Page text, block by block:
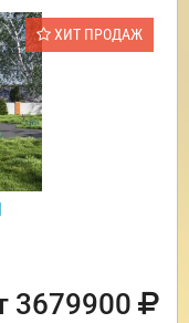
ХИТ ПРОДАЖ
3679900